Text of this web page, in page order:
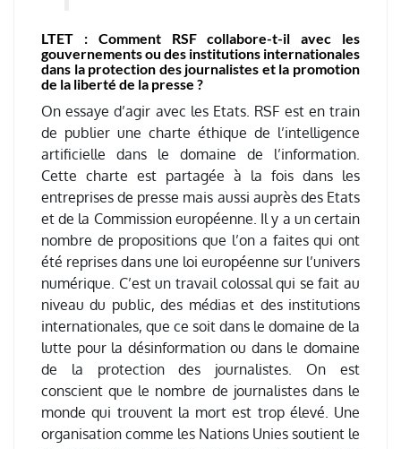
LTET : Comment RSF collabore-t-il avec les
gouvernements ou des institutions internationales
dans la protection des journalistes et la promotion
de la liberté de la presse ?
On essaye d’agir avec les Etats. RSF est en train
de publier une charte éthique de l’intelligence
artificielle dans le domaine de l’information.
Cette charte est partagée à la fois dans les
entreprises de presse mais aussi auprès des Etats
et de la Commission européenne. Il y a un certain
nombre de propositions que l’on a faites qui ont
été reprises dans une loi européenne sur l’univers
numérique. C’est un travail colossal qui se fait au
niveau du public, des médias et des institutions
internationales, que ce soit dans le domaine de la
lutte pour la désinformation ou dans le domaine
de la protection des journalistes. On est
conscient que le nombre de journalistes dans le
monde qui trouvent la mort est trop élevé. Une
organisation comme les Nations Unies soutient le